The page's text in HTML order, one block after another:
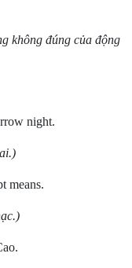
không đúng của động
night.
means.